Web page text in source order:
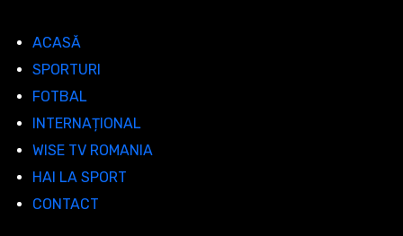
ACASĂ
SPORTURI
FOTBAL
INTERNAȚIONAL
WISE TV ROMANIA
HAI LA SPORT
CONTACT